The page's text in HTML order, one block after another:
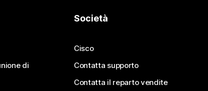
di
Società
Cisco
Contatta supporto
Contatta il reparto vendite